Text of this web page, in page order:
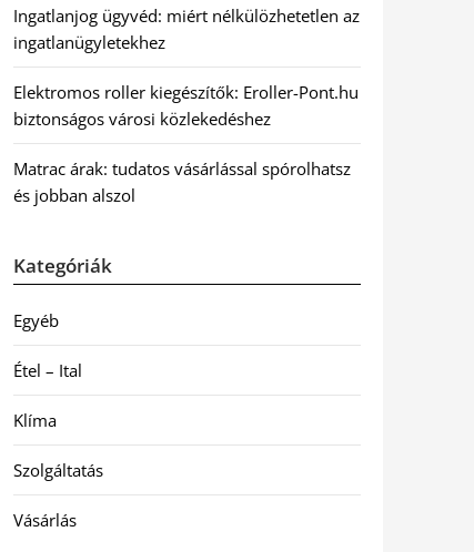
Ingatlanjog ügyvéd: miért nélkülözhetetlen az
ingatlanügyletekhez
Elektromos roller kiegészítők: Eroller-Pont.hu
biztonságos városi közlekedéshez
Matrac árak: tudatos vásárlással spórolhatsz
és jobban alszol
Kategóriák
Egyéb
Étel – Ital
Klíma
Szolgáltatás
Vásárlás